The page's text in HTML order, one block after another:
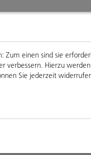
einen sind sie
Hierzu
Sie jederzeit